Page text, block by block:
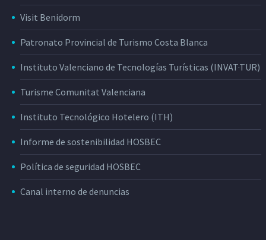
Visit Benidorm
Patronato Provincial de Turismo Costa Blanca
Instituto Valenciano de Tecnologías Turísticas (INVAT·TUR)
Turisme Comunitat Valenciana
Instituto Tecnológico Hotelero (ITH)
Informe de sostenibilidad HOSBEC
Política de seguridad HOSBEC
Canal interno de denuncias